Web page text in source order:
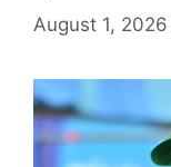
August 1, 2026